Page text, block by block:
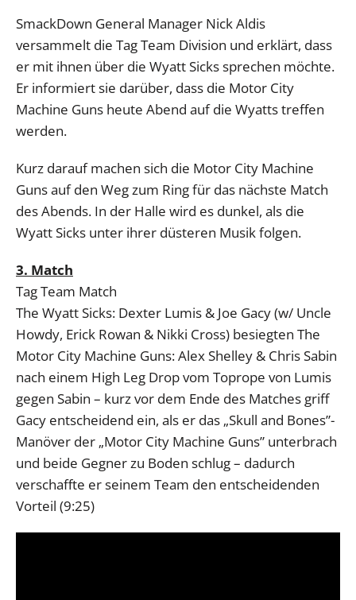
SmackDown General Manager Nick Aldis
versammelt die Tag Team Division und erklärt, dass
er mit ihnen über die Wyatt Sicks sprechen möchte.
Er informiert sie darüber, dass die Motor City
Machine Guns heute Abend auf die Wyatts treffen
werden.
Kurz darauf machen sich die Motor City Machine
Guns auf den Weg zum Ring für das nächste Match
des Abends. In der Halle wird es dunkel, als die
Wyatt Sicks unter ihrer düsteren Musik folgen.
3. Match
Tag Team Match
The Wyatt Sicks: Dexter Lumis & Joe Gacy (w/ Uncle
Howdy, Erick Rowan & Nikki Cross) besiegten The
Motor City Machine Guns: Alex Shelley & Chris Sabin
nach einem High Leg Drop vom Toprope von Lumis
gegen Sabin – kurz vor dem Ende des Matches griff
Gacy entscheidend ein, als er das „Skull and Bones”-
Manöver der „Motor City Machine Guns” unterbrach
und beide Gegner zu Boden schlug – dadurch
verschaffte er seinem Team den entscheidenden
Vorteil (9:25)